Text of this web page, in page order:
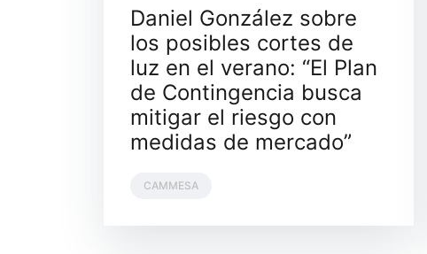
Daniel González sobre
los posibles cortes de
luz en el verano: “El Plan
de Contingencia busca
mitigar el riesgo con
medidas de mercado”
CAMMESA